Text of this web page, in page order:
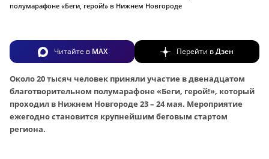
полумарафоне «Беги, герой!» в Нижнем Новгороде
Читайте в MAX Перейти вДзен
Около 20 тысяч человек приняли участие в двенадцатом
благотворительном полумарафоне «Беги, герой!», который
проходил в Нижнем Новгороде 23 – 24 мая. Мероприятие
ежегодно становится крупнейшим беговым стартом
региона.